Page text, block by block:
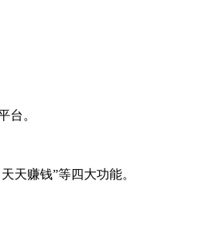
台。
赚钱”等四大功能。